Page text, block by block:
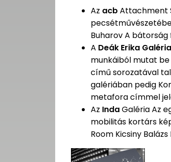
Az acbAttachment
Buharov A
A Deák Erika Galéria
munkáiból mutat
című sorozatával
galériában pedig
metafora címmel
Az IndaGaléria Az
mobilitás kortárs
Room Kicsiny